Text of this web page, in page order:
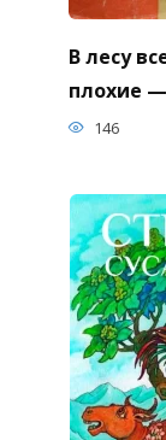
В лесу
плохие
146